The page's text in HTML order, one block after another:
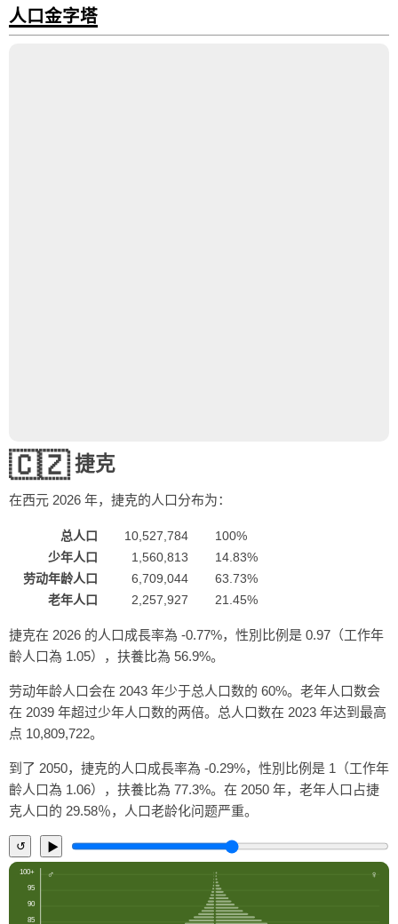
人口金字塔
🇨🇿捷克
在西元 2026 年，捷克的人口分布为：
总人口 10,527,784
100%
少年人口
1,560,813
14.83%
劳动年龄人口
6,709,044
63.73%
老年人口
2,257,927 21.45%
捷克在 2026 的人口成長率為 -0.77%，性別比例是 0.97（工作年
齡人口為 1.05），扶養比為 56.9%。
劳动年龄人口会在 2043 年少于总人口数的 60%。老年人口数会
在 2039 年超过少年人口数的两倍。总人口数在 2023 年达到最高
点 10,809,722。
到了 2050，捷克的人口成長率為 -0.29%，性別比例是 1（工作年
齡人口為 1.06），扶養比為 77.3%。在 2050 年，老年人口占捷
克人口的 29.58％，人口老龄化问题严重。
↺ ▶